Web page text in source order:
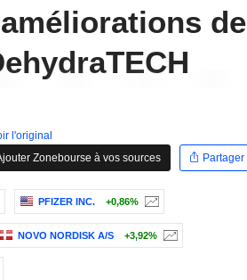
de
l'original
Zonebourse à vos sources
Partager
PFIZER INC. +0,86%
NOVO NORDISK A/S +3,92%